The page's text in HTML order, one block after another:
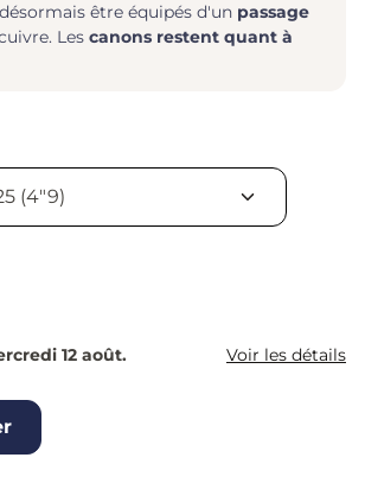
être équipés d'un passage
Les canons restent quant à
12 août. Voir les détails